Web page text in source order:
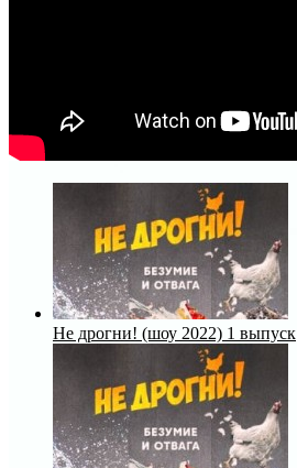
Не дрогни! (шоу 2022) 1 выпуск